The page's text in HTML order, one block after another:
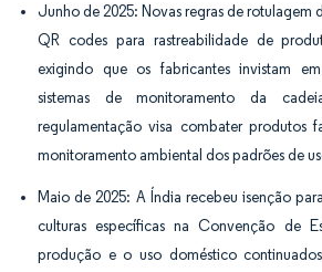
Junho de 2025: Novas regras de rotulagem
QR codes para rastreabilidade de
exigindo que os fabricantes invistam
sistemas de monitoramento da
regulamentação visa combater produtos
monitoramento ambiental dos padrões de
Maio de 2025: A Índia recebeu isenção
culturas específicas na Convenção de
produção e o uso doméstico